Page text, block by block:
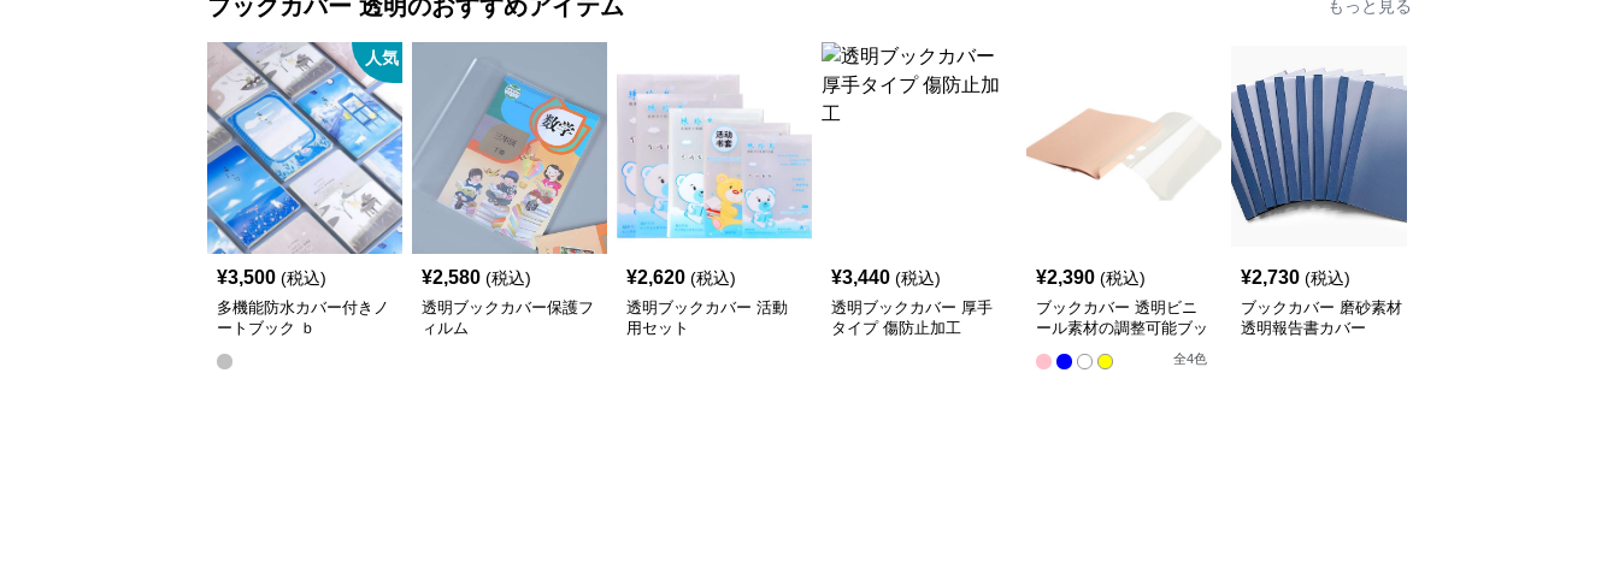
ブックカバー 透明のおすすめアイテム もっと見る
人気
¥3,500 (税込)
多機能防水カバー付きノ
ートブック ｂ
¥2,580 (税込)
透明ブックカバー保護フ
ィルム
¥2,620 (税込)
透明ブックカバー 活動
用セット
¥3,440 (税込)
透明ブックカバー 厚手
タイプ 傷防止加工
¥2,390 (税込)
ブックカバー 透明ビニ
ール素材の調整可能ブッ
全4色
¥2,730 (税込)
ブックカバー 磨砂素材
透明報告書カバー